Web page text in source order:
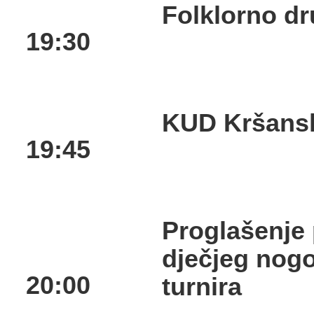
19:30
Folklorno
19:45
KUD
20:00
dječjeg
turnira